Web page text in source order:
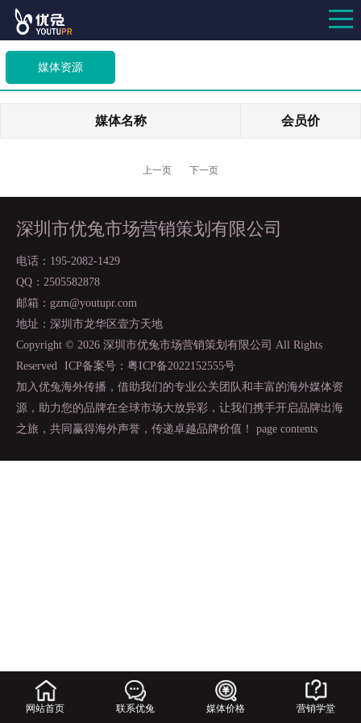
媒体资源
媒体名称 会员价
上一页 下一页
深圳市优兔市场营销策划有限公司
电话：195-2082-1429
QQ：2505582878
邮箱：gzm@youtupr.com
地址：深圳市龙华区壹方天地
Copyright © 2026 深圳市优兔市场营销策划有限公司 All Rights
Reserved
ICP备案号：粤ICP备2022152555号
加入优兔海外传播，借助我们的专业公关团队和丰富的海外媒体资
源，助力您的品牌在全球市场大放异彩，让我们携手开启品牌出海
之旅，共同赢得海外声誉，传递卓越品牌价值！ page contents
网站首页 联系优兔 媒体价格 营销学堂